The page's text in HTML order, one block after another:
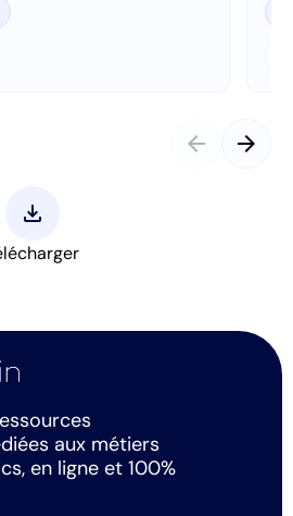
arrow_back arrow_forward
download
aux métiers
en ligne et 100%